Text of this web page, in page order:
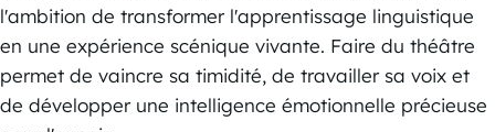
l'ambition de transformer l'apprentissage linguistique
en une expérience scénique vivante. Faire du théâtre
permet de vaincre sa timidité, de travailler sa voix et
de développer une intelligence émotionnelle précieuse